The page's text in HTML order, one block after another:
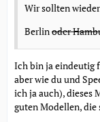
Wir sollten
Berlinoder
Ich bin ja eindeutig
aber wie du und
ich ja auch), dieses
guten Modellen, die